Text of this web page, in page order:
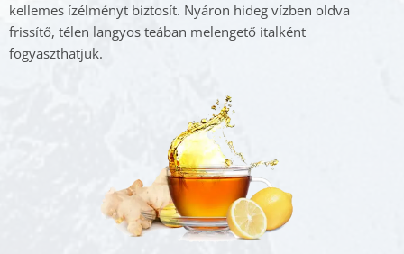
kellemes ízélményt biztosít. Nyáron hideg vízben oldva
frissítő, télen langyos teában melengető italként
fogyaszthatjuk.